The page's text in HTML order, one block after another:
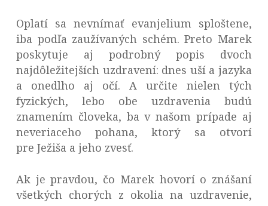
Oplatí sa nevnímať evanjelium sploštene,
iba podľa zaužívaných schém. Preto Marek
poskytuje aj podrobný popis dvoch
najdôležitejších uzdravení: dnes uší a jazyka
a onedlho aj očí. A určite nielen tých
fyzických, lebo obe uzdravenia budú
znamením človeka, ba v našom prípade aj
neveriaceho pohana, ktorý sa otvorí
pre Ježiša a jeho zvesť.
Ak je pravdou, čo Marek hovorí o znášaní
všetkých chorých z okolia na uzdravenie,